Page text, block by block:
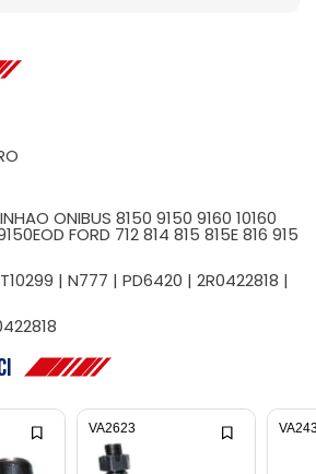
ONIBUS 8150 9150 9160 10160
FORD 712 814 815 815E 816 915
| N777 | PD6420 | 2R0422818 |
VA2623